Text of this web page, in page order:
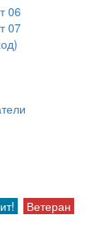
06
07
Ветеран